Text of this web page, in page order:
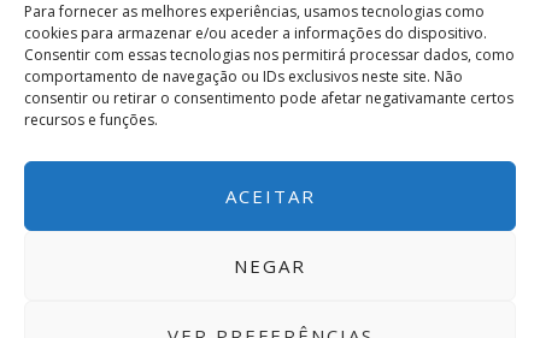
Para fornecer as melhores experiências, usamos tecnologias como
cookies para armazenar e/ou aceder a informações do dispositivo.
Consentir com essas tecnologias nos permitirá processar dados, como
comportamento de navegação ou IDs exclusivos neste site. Não
consentir ou retirar o consentimento pode afetar negativamante certos
recursos e funções.
ACEITAR
NEGAR